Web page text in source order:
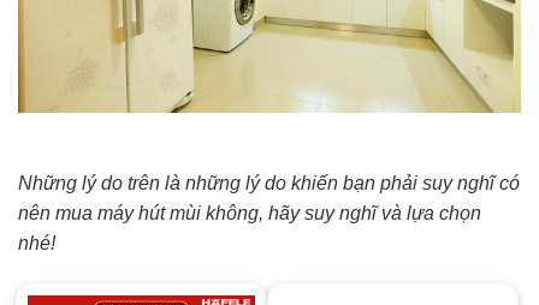
Những lý do trên là những lý do khiến bạn phải suy nghĩ có
nên mua máy hút mùi không, hãy suy nghĩ và lựa chọn
nhé!